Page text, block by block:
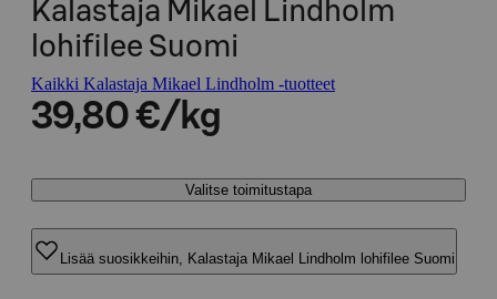
Kalastaja Mikael Lindholm
lohifilee Suomi
Kaikki Kalastaja Mikael Lindholm -tuotteet
39,80 €/kg
Valitse toimitustapa
Lisää suosikkeihin, Kalastaja Mikael Lindholm lohifilee Suomi